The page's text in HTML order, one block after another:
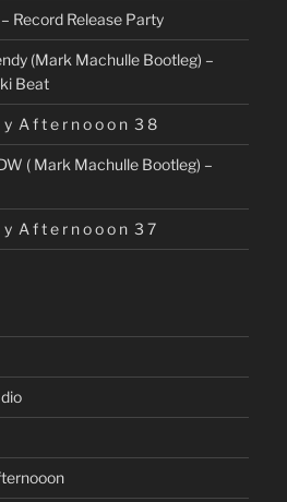
Record Release Party
(Mark Machulle Bootleg) –
Beat
y A f t e r n o o o n 3 8
( Mark Machulle Bootleg) –
y A f t e r n o o o n 3 7